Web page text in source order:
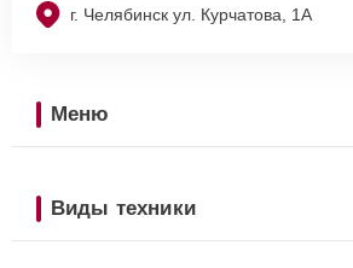
г. Челябинск ул. Курчатова, 1А
Меню
Виды техники